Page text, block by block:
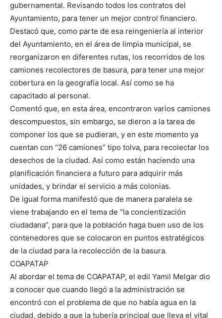
gubernamental. Revisando todos los contratos del
Ayuntamiento, para tener un mejor control financiero.
Destacó que, como parte de esa reingeniería al interior
del Ayuntamiento, en el área de limpia municipal, se
reorganizaron en diferentes rutas, los recorridos de los
camiones recolectores de basura, para tener una mejor
cobertura en la geografía local. Así como se ha
capacitado al personal.
Comentó que, en esta área, encontraron varios camiones
descompuestos, sin embargo, se dieron a la tarea de
componer los que se pudieran, y en este momento ya
cuentan con “26 camiones” tipo tolva, para recolectar los
desechos de la ciudad. Así como están haciendo una
planificación financiera a futuro para adquirir más
unidades, y brindar el servicio a más colonias.
De igual forma manifestó que de manera paralela se
viene trabajando en el tema de “la concientización
ciudadana”, para que la población haga buen uso de los
contenedores que se colocaron en puntos estratégicos
de la ciudad para la recolección de la basura.
COAPATAP
Al abordar el tema de COAPATAP, el edil Yamil Melgar dio
a conocer que cuando llegó a la administración se
encontró con el problema de que no había agua en la
ciudad, debido a que la tubería principal que lleva el vital